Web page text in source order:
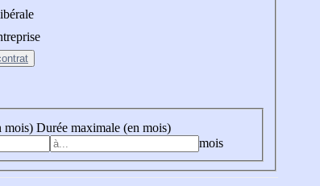
mois) Durée maximale (en mois)
mois